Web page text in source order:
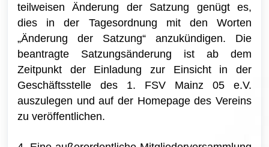
teilweisen Änderung der Satzung genügt es,
dies in der Tagesordnung mit den Worten
„Änderung der Satzung“ anzukündigen. Die
beantragte Satzungsänderung ist ab dem
Zeitpunkt der Einladung zur Einsicht in der
Geschäftsstelle des 1. FSV Mainz 05 e.V.
auszulegen und auf der Homepage des Vereins
zu veröffentlichen.